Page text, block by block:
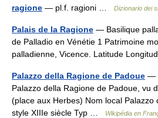
ragione — pl.f. ragioni … Dizionario dei
Palais de la Ragione — Basilique
de Palladio en Vénétie 1 Patrimoine
palladienne, Vicence. Latitude
Palazzo della Ragione de Padoue —
Palazzo della Ragione de Padoue, vu
(place aux Herbes) Nom local Palazzo
style XIIIe siècle Typ …
Wikipédia en